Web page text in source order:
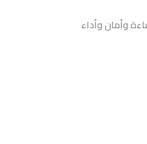
وأمان وأداء